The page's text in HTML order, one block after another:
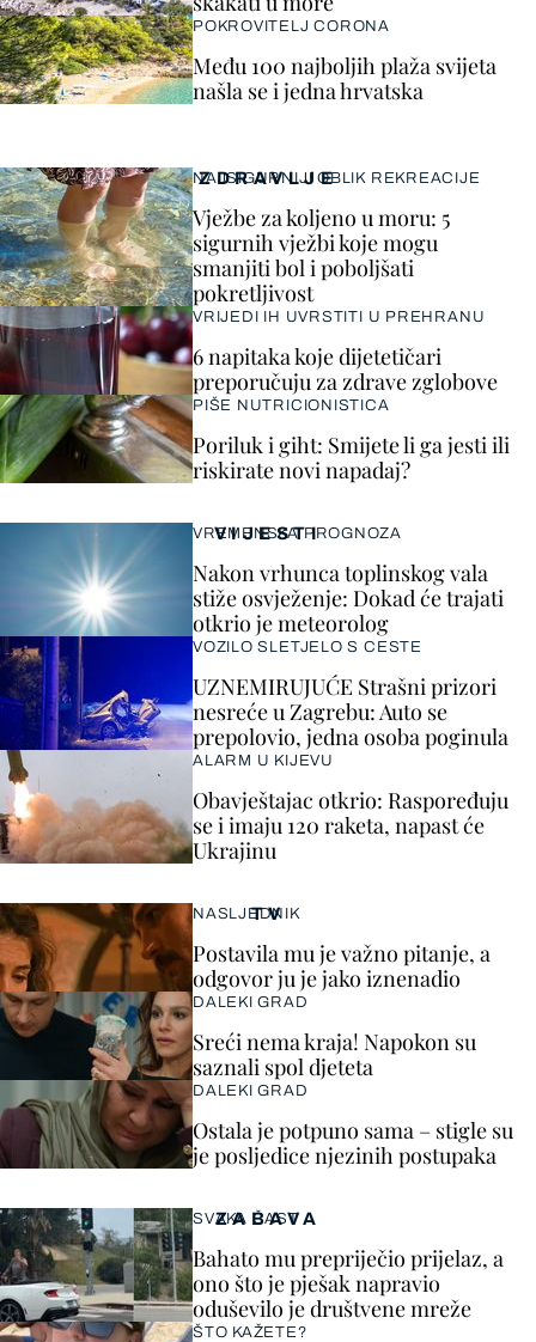
VIJESTI
VREMENSKA PROGNOZA
Nakon vrhunca toplinskog vala
stiže osvježenje: Dokad će trajati
otkrio je meteorolog
VOZILO SLETJELO S CESTE
UZNEMIRUJUĆE Strašni prizori
nesreće u Zagrebu: Auto se
prepolovio, jedna osoba poginula
ALARM U KIJEVU
Obavještajac otkrio: Raspoređuju
se i imaju 120 raketa, napast će
Ukrajinu
ZDRAVLJE
NAJSIGURNIJI OBLIK REKREACIJE
Vježbe za koljeno u moru: 5
sigurnih vježbi koje mogu
smanjiti bol i poboljšati
pokretljivost
VRIJEDI IH UVRSTITI U PREHRANU
6 napitaka koje dijetetičari
preporučuju za zdrave zglobove
PIŠE NUTRICIONISTICA
Poriluk i giht: Smijete li ga jesti ili
riskirate novi napadaj?
ZABAVA
SVAKA ČAST
Bahato mu prepriječio prijelaz, a
ono što je pješak napravio
oduševilo je društvene mreže
ŠTO KAŽETE?
TV
NASLJEDNIK
Postavila mu je važno pitanje, a
odgovor ju je jako iznenadio
DALEKI GRAD
Sreći nema kraja! Napokon su
saznali spol djeteta
DALEKI GRAD
Ostala je potpuno sama – stigle su
je posljedice njezinih postupaka
POKROVITELJ CORONA
Među 100 najboljih plaža svijeta
našla se i jedna hrvatska